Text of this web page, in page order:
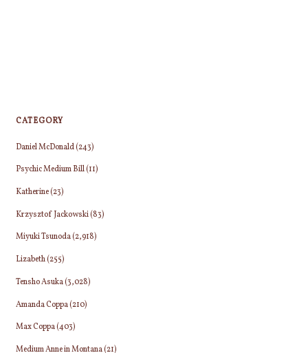
CATEGORY
Daniel McDonald(243)
Psychic Medium Bill(11)
Katherine(23)
Krzysztof Jackowski(83)
Miyuki Tsunoda(2,918)
Lizabeth(255)
Tensho Asuka(3,028)
Amanda Coppa(210)
Max Coppa(403)
Medium Anne in Montana(21)